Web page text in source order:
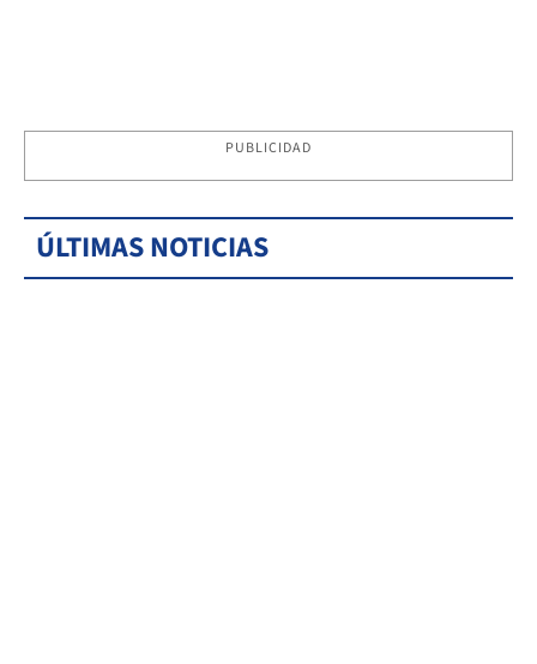
PUBLICIDAD
ÚLTIMAS NOTICIAS